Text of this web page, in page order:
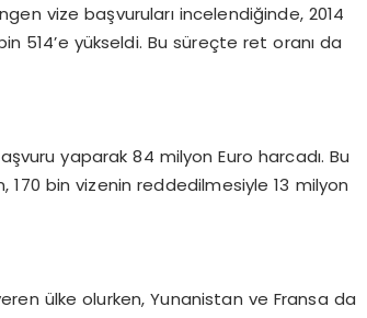
vize başvuruları incelendiğinde, 2014
514’e yükseldi. Bu süreçte ret oranı da
yaparak 84 milyon Euro harcadı. Bu
170 bin vizenin reddedilmesiyle 13 milyon
ülke olurken, Yunanistan ve Fransa da